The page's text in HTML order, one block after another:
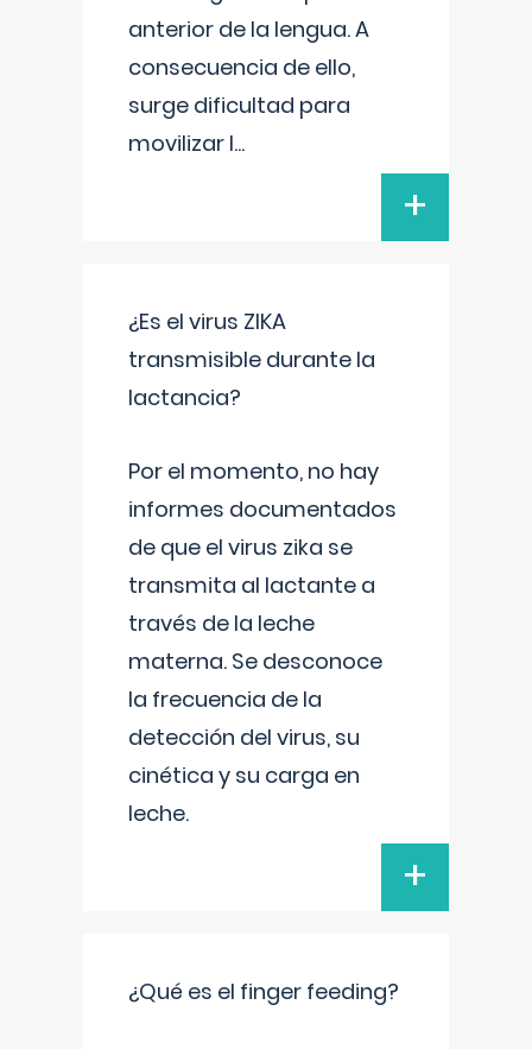
anterior de la lengua. A
consecuencia de ello,
surge dificultad para
movilizar l...
+
¿Es el virus ZIKA
transmisible durante la
lactancia?
Por el momento, no hay
informes documentados
de que el virus zika se
transmita al lactante a
través de la leche
materna. Se desconoce
la frecuencia de la
detección del virus, su
cinética y su carga en
leche.
+
¿Qué es el finger feeding?